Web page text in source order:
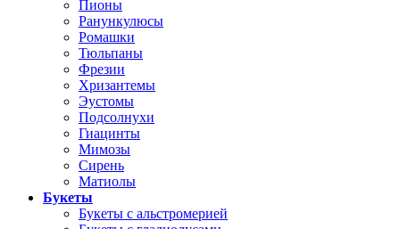
Пионы
Ранункулюсы
Ромашки
Тюльпаны
Фрезии
Хризантемы
Эустомы
Подсолнухи
Гиацинты
Мимозы
Сирень
Матиолы
Букеты
Букеты с альстромерией